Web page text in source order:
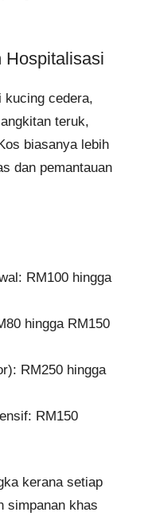
Hospitalisasi
kucing cedera,
teruk,
biasanya lebih
dan pemantauan
RM100 hingga
hingga RM150
RM250 hingga
RM150
kerana setiap
simpanan khas